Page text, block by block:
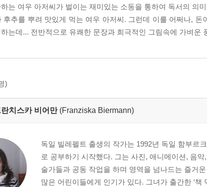
는 여우 아저씨가 벌이는 재미있는 소동을 통하여 독서의 의
후추를 뿌려 맛있게 먹는 여우 아저씨. 그런데 이를 어쩌나,
는데... 전반적으로 유쾌한 문장과 희극적인 그림속에 가벼운
)
란치스카 비어만 (Franziska Biermann)
독일 빌레펠트 출생의 작가는 1992년 독일 함부르
로 공부하기 시작했다. 그는 사진, 애니메이션, 음
술가들과 공동 작업을 하며 영역을 넘나드는 즐거
많은 어린이들에게 인기가 있다. 그녀가 출간한 ‘책